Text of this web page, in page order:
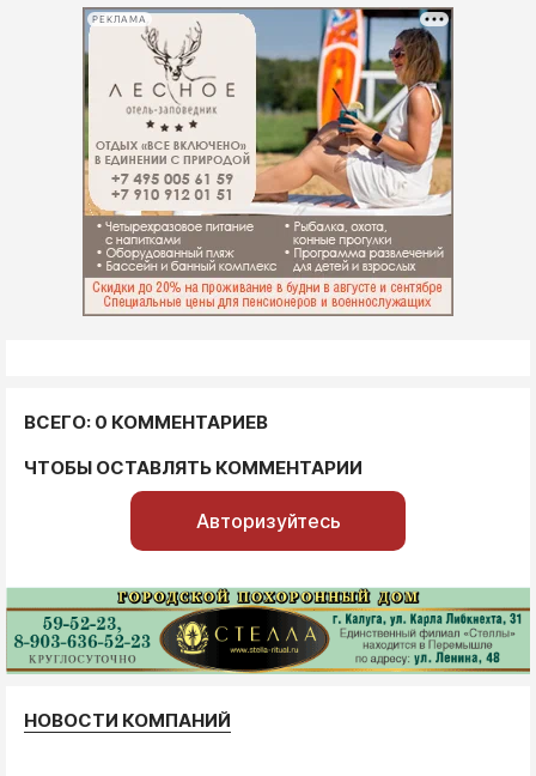
РЕКЛАМА
ВСЕГО: 0 КОММЕНТАРИЕВ
ЧТОБЫ ОСТАВЛЯТЬ КОММЕНТАРИИ
Авторизуйтесь
НОВОСТИ КОМПАНИЙ